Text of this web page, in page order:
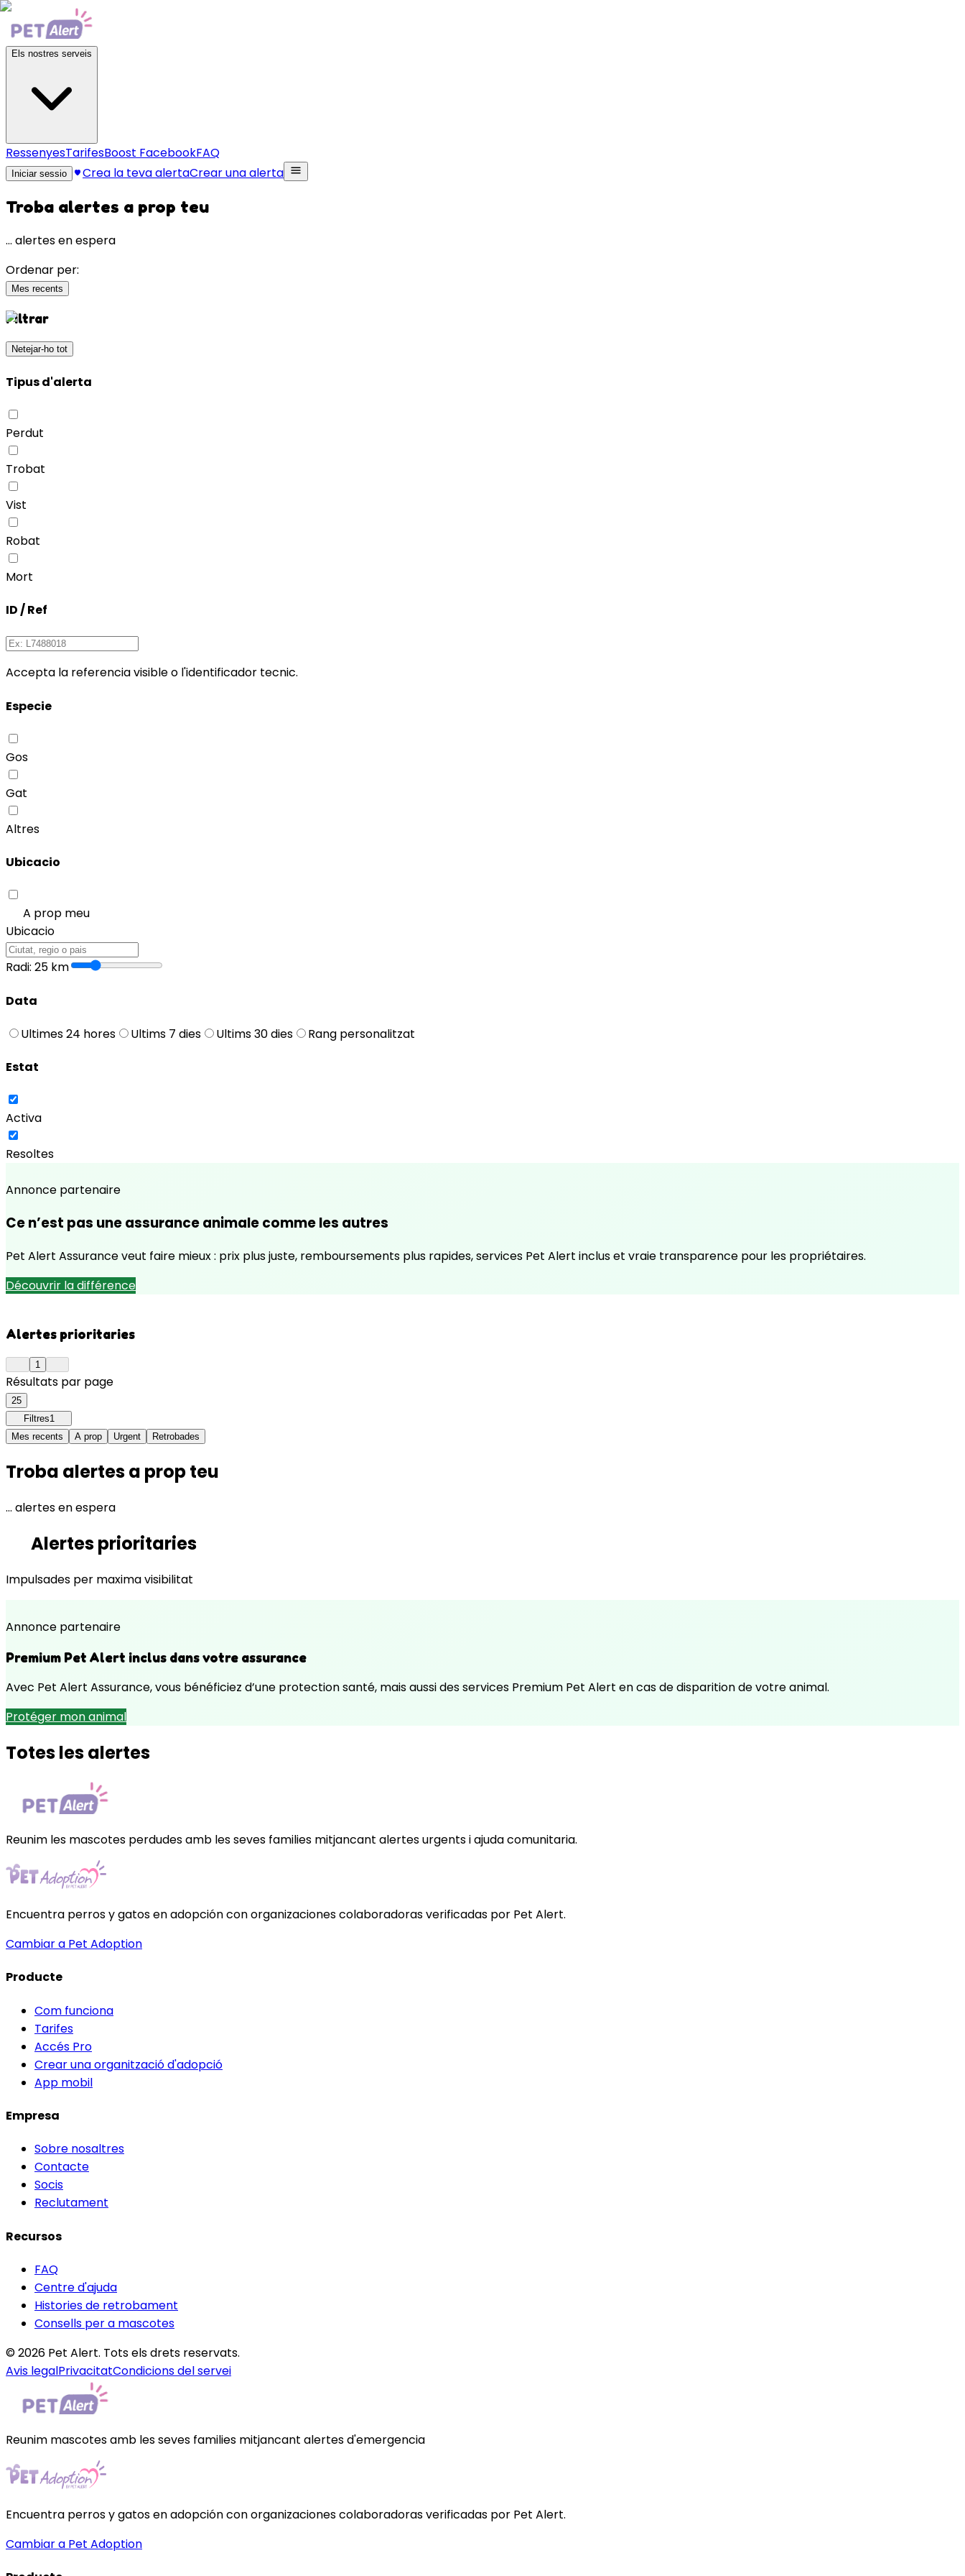
Els nostres serveis
RessenyesTarifesBoost FacebookFAQ
Iniciar sessio Crea la teva alertaCrear una alerta
Troba alertes a prop teu
… alertes en espera
Ordenar per:
Mes recents
Filtrar
Netejar-ho tot
Tipus d'alerta
Perdut
Trobat
Vist
Robat
Mort
ID / Ref
Accepta la referencia visible o l'identificador tecnic.
Especie
Gos
Gat
Altres
Ubicacio
A prop meu
Ubicacio
Radi: 25 km
Data
Ultimes 24 hores Ultims 7 dies Ultims 30 dies Rang personalitzat
Estat
Activa
Resoltes
Annonce partenaire
Ce n’est pas une assurance animale comme les autres
Pet Alert Assurance veut faire mieux : prix plus juste, remboursements plus rapides, services Pet Alert inclus et vraie transparence pour les propriétaires.
Découvrir la différence
Alertes prioritaries
1
Résultats par page
25
Filtres1
Mes recents
A prop Urgent Retrobades
Troba alertes a prop teu
… alertes en espera
Alertes prioritaries
Impulsades per maxima visibilitat
Annonce partenaire
Premium Pet Alert inclus dans votre assurance
Avec Pet Alert Assurance, vous bénéficiez d’une protection santé, mais aussi des services Premium Pet Alert en cas de disparition de votre animal.
Protéger mon animal
Totes les alertes
Reunim les mascotes perdudes amb les seves families mitjancant alertes urgents i ajuda comunitaria.
Encuentra perros y gatos en adopción con organizaciones colaboradoras verificadas por Pet Alert.
Cambiar a Pet Adoption
Producte
Com funciona
Tarifes
Accés Pro
Crear una organització d'adopció
App mobil
Empresa
Sobre nosaltres
Contacte
Socis
Reclutament
Recursos
FAQ
Centre d'ajuda
Histories de retrobament
Consells per a mascotes
© 2026 Pet Alert. Tots els drets reservats.
Avis legalPrivacitatCondicions del servei
Reunim mascotes amb les seves families mitjancant alertes d'emergencia
Encuentra perros y gatos en adopción con organizaciones colaboradoras verificadas por Pet Alert.
Cambiar a Pet Adoption